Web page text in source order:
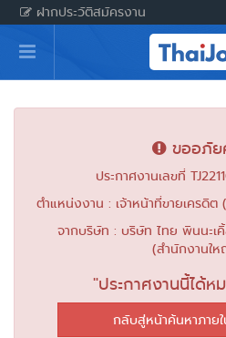
ฝากประวัติสมัครงาน
หน้าหลัก
ผู้สมัครงาน: เข้าสู่ระบบ
ฝากประวัติสมัครงาน
สำหรับผู้ประกอบการ
ขออภัย
ประกาศงานเลขที่
ตำแหน่งงาน : เจ้าหน้าที่ขายเครดิ
จากบริษัท : บริษัท ไทย พินนะเ
(สำนักงานใ
"ประกาศงานนี้ได้ห
กลับสู่หน้าค้นหาภาย